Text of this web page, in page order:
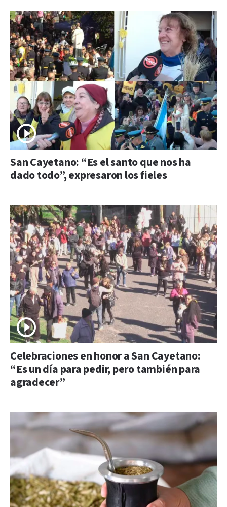
San Cayetano: “Es el santo que nos ha
dado todo”, expresaron los fieles
Celebraciones en honor a San Cayetano:
“Es un día para pedir, pero también para
agradecer”